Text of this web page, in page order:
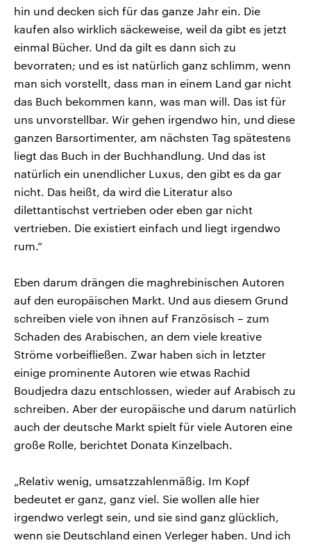
hin und decken sich für das ganze Jahr ein. Die
kaufen also wirklich säckeweise, weil da gibt es jetzt
einmal Bücher. Und da gilt es dann sich zu
bevorraten; und es ist natürlich ganz schlimm, wenn
man sich vorstellt, dass man in einem Land gar nicht
das Buch bekommen kann, was man will. Das ist für
uns unvorstellbar. Wir gehen irgendwo hin, und diese
ganzen Barsortimenter, am nächsten Tag spätestens
liegt das Buch in der Buchhandlung. Und das ist
natürlich ein unendlicher Luxus, den gibt es da gar
nicht. Das heißt, da wird die Literatur also
dilettantischst vertrieben oder eben gar nicht
vertrieben. Die existiert einfach und liegt irgendwo
rum.“
Eben darum drängen die maghrebinischen Autoren
auf den europäischen Markt. Und aus diesem Grund
schreiben viele von ihnen auf Französisch – zum
Schaden des Arabischen, an dem viele kreative
Ströme vorbeifließen. Zwar haben sich in letzter
einige prominente Autoren wie etwas Rachid
Boudjedra dazu entschlossen, wieder auf Arabisch zu
schreiben. Aber der europäische und darum natürlich
auch der deutsche Markt spielt für viele Autoren eine
große Rolle, berichtet Donata Kinzelbach.
„Relativ wenig, umsatzzahlenmäßig. Im Kopf
bedeutet er ganz, ganz viel. Sie wollen alle hier
irgendwo verlegt sein, und sie sind ganz glücklich,
wenn sie Deutschland einen Verleger haben. Und ich